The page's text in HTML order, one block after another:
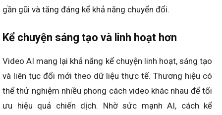
gần gũi và tăng đáng kể khả năng chuyển đổi.
Kể chuyện sáng tạo và linh hoạt hơn
Video AI mang lại khả năng kể chuyện linh hoạt, sáng tạo
và liên tục đổi mới theo dữ liệu thực tế. Thương hiệu có
thể thử nghiệm nhiều phong cách video khác nhau để tối
ưu hiệu quả chiến dịch. Nhờ sức mạnh AI, cách kể